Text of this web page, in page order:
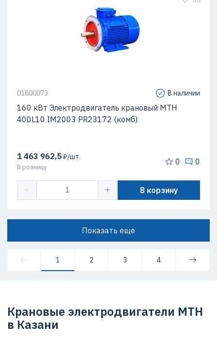
01800073 В наличии
160 кВт Электродвигатель крановый MTH
400L10 IM2003 PR23172 (комб)
1 463 962,5₽/шт.
В розницу
0 0
В корзину
Показать еще
1 2 3 4
Крановые электродвигатели МТН
в Казани